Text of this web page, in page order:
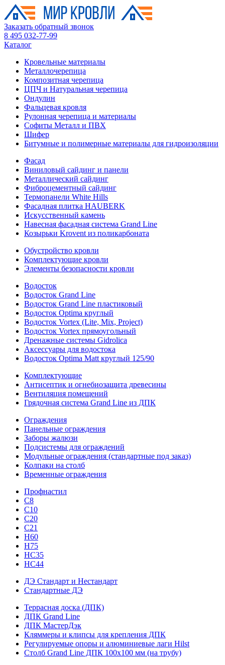
Заказать обратный звонок
8 495 032-77-99
Каталог
Кровельные материалы
Металлочерепица
Композитная черепица
ЦПЧ и Натуральная черепица
Ондулин
Фальцевая кровля
Рулонная черепица и материалы
Софиты Металл и ПВХ
Шифер
Битумные и полимерные материалы для гидроизоляции
Фасад
Виниловый сайдинг и панели
Металлический сайдинг
Фиброцементный сайдинг
Термопанели White Hills
Фасадная плитка HAUBERK
Искусственный камень
Навесная фасадная система Grand Line
Козырьки Krovent из поликарбоната
Обустройство кровли
Комплектующие кровли
Элементы безопасности кровли
Водосток
Водосток Grand Line
Водосток Grand Line пластиковый
Водосток Optima круглый
Водосток Vortex (Lite, Mix, Project)
Водосток Vortex прямоугольный
Дренажные системы Gidrolica
Аксессуары для водостока
Водосток Optima Matt круглый 125/90
Комплектующие
Антисептик и огнебиозащита древесины
Вентиляция помещений
Грядочная система Grand Line из ДПК
Ограждения
Панельные ограждения
Заборы жалюзи
Подсистемы для ограждений
Модульные ограждения (стандартные под заказ)
Колпаки на столб
Временные ограждения
Профнастил
С8
С10
С20
С21
H60
H75
HС35
НС44
ДЭ Стандарт и Нестандарт
Стандартные ДЭ
Террасная доска (ДПК)
ДПК Grand Line
ДПК МастерДэк
Кляммеры и клипсы для крепления ДПК
Регулируемые опоры и алюминиевые лаги Hilst
Столб Grand Line ДПК 100х100 мм (на трубу)